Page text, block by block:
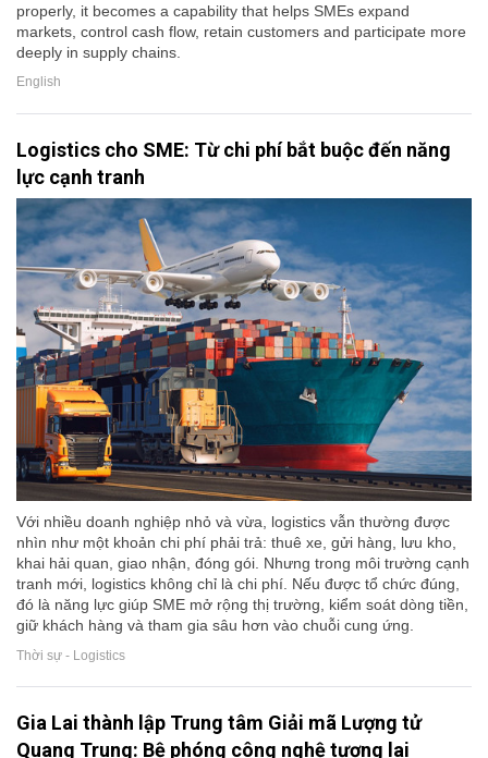
properly, it becomes a capability that helps SMEs expand
markets, control cash flow, retain customers and participate more
deeply in supply chains.
English
Logistics cho SME: Từ chi phí bắt buộc đến năng
lực cạnh tranh
Với nhiều doanh nghiệp nhỏ và vừa, logistics vẫn thường được
nhìn như một khoản chi phí phải trả: thuê xe, gửi hàng, lưu kho,
khai hải quan, giao nhận, đóng gói. Nhưng trong môi trường cạnh
tranh mới, logistics không chỉ là chi phí. Nếu được tổ chức đúng,
đó là năng lực giúp SME mở rộng thị trường, kiểm soát dòng tiền,
giữ khách hàng và tham gia sâu hơn vào chuỗi cung ứng.
Thời sự - Logistics
Gia Lai thành lập Trung tâm Giải mã Lượng tử
Quang Trung: Bệ phóng công nghệ tương lai